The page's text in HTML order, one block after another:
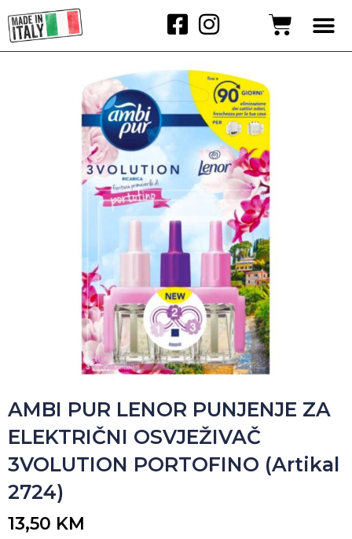
AMBI PUR LENOR PUNJENJE ZA
ELEKTRIČNI OSVJEŽIVAČ
3VOLUTION PORTOFINO (Artikal
2724)
13,50 KM